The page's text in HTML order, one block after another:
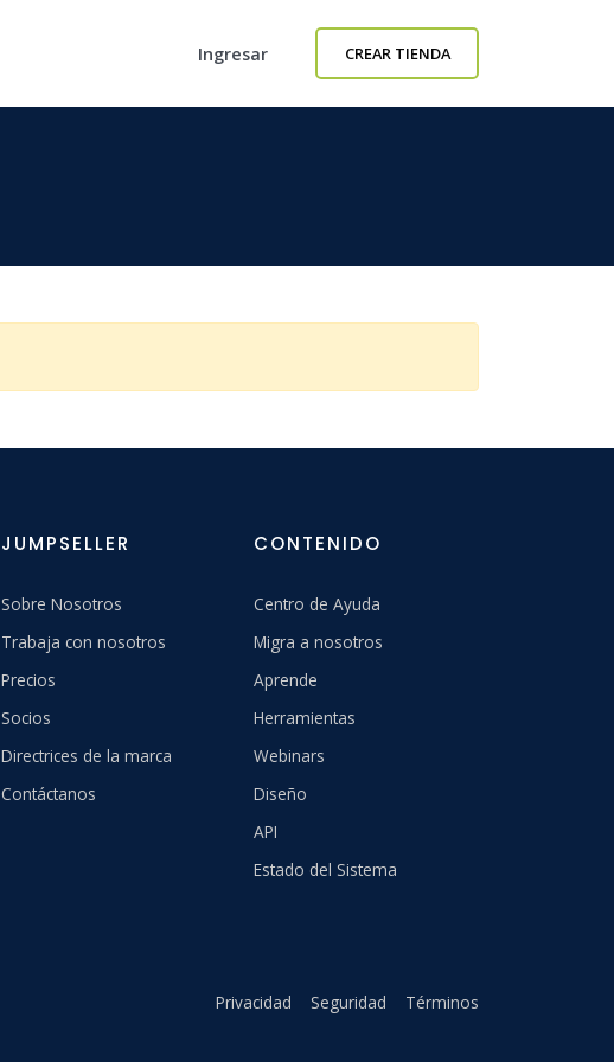
Ingresar CREAR TIENDA
JUMPSELLER
Sobre Nosotros
Trabaja con nosotros
Precios
Socios
Directrices de la marca
Contáctanos
CONTENIDO
Centro de Ayuda
Migra a nosotros
Aprende
Herramientas
Webinars
Diseño
API
Estado del Sistema
Privacidad Seguridad Términos